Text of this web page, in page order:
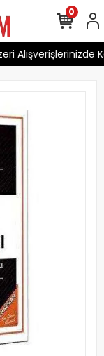
Alışverişlerinizde
0